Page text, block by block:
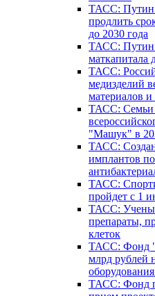
ТАСС: Путин
продлить
до 2030 года
ТАСС: Путин
маткапитала
ТАСС:
медизделий
материалов
ТАСС: Семьи
"Машук" в
ТАСС:
имплантов
ТАСС:
пройдет с 1
ТАСС:
препараты,
клеток
ТАСС: Фонд
млрд рублей
ТАСС: Фонд